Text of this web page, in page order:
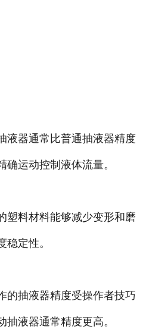
器通常比普通抽液器精度
运动控制液体流量。
料材料能够减少变形和磨
定性。
抽液器精度受操作者技巧
液器通常精度更高。